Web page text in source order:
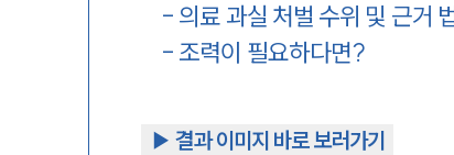
- 의료 과실 처벌 수위 및 근거
- 조력이 필요하다면?
▶︎ 결과 이미지 바로 보러가기